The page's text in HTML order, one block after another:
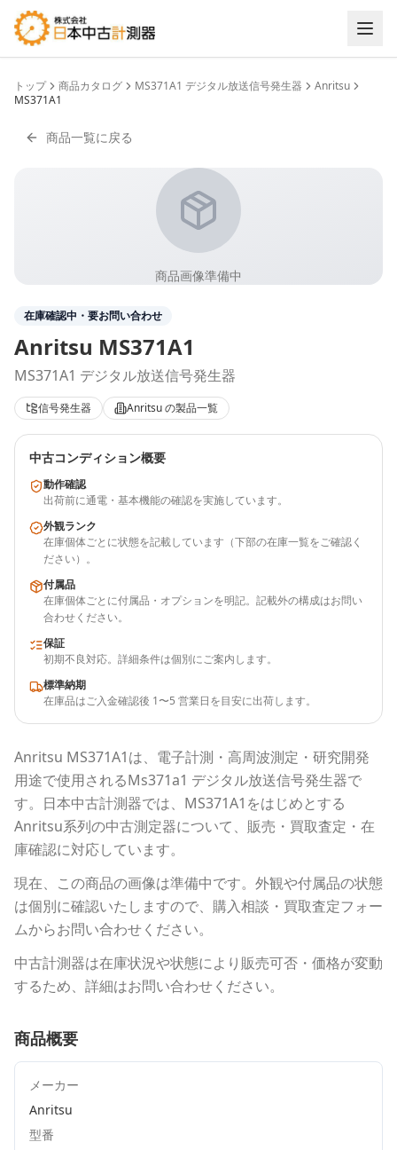
トップ 商品カタログ MS371A1 デジタル放送信号発生器
Anritsu
MS371A1
商品一覧に戻る
商品画像準備中
在庫確認中・要お問い合わせ
Anritsu MS371A1
MS371A1 デジタル放送信号発生器
信号発生器 Anritsuの製品一覧
中古コンディション概要
動作確認
出荷前に通電・基本機能の確認を実施しています。
外観ランク
在庫個体ごとに状態を記載しています（下部の在庫一覧をご確認く
ださい）。
付属品
在庫個体ごとに付属品・オプションを明記。記載外の構成はお問い
合わせください。
保証
初期不良対応。詳細条件は個別にご案内します。
標準納期
在庫品はご入金確認後 1〜5 営業日を目安に出荷します。
Anritsu MS371A1は、電子計測・高周波測定・研究開発
用途で使用されるMs371a1 デジタル放送信号発生器で
す。 日本中古計測器では、 MS371A1 をはじめとする
Anritsu系列の中古測定器について、販売・買取査定・在
庫確認に対応しています。
現在、この商品の画像は準備中です。外観や付属品の状態
は個別に確認いたしますので、購入相談・買取査定フォー
ムからお問い合わせください。
中古計測器は在庫状況や状態により販売可否・価格が変動
するため、詳細はお問い合わせください。
商品概要
メーカー
Anritsu
型番